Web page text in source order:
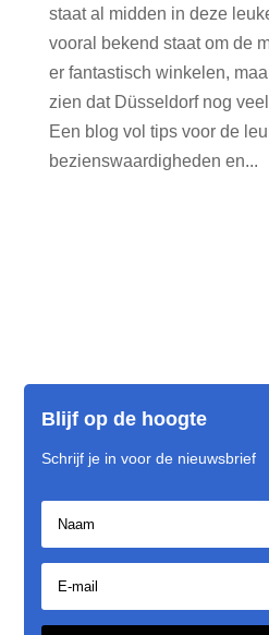
staat al midden in deze
vooral bekend staat om de
er fantastisch winkelen,
zien dat Düsseldorf nog
Een blog vol tips voor de
bezienswaardigheden en...
Blijf op de hoogte
Schrijf je in voor de nieuwsbrief